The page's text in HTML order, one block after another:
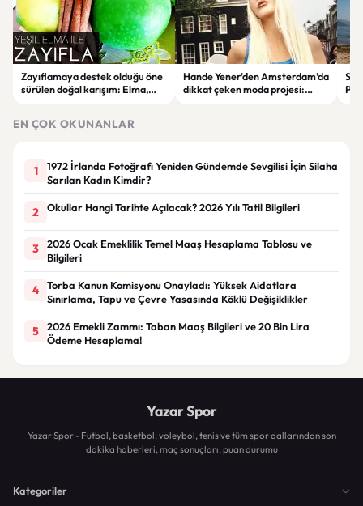
Zayıflamaya destek olduğu öne
sürülen doğal karışım: Elma,
Hande Yener’den Amsterdam’da
dikkat çeken moda projesi:
EN ÇOK OKUNANLAR
1
1972 İrlanda Fotoğrafı Yeniden Gündemde Sevgilisi İçin Silaha
Sarılan Kadın Kimdir?
2 Okullar Hangi Tarihte Açılacak? 2026 Yılı Tatil Bilgileri
3
2026 Ocak Emeklilik Temel Maaş Hesaplama Tablosu ve
Bilgileri
4
Torba Kanun Komisyonu Onayladı: Yüksek Aidatlara
Sınırlama, Tapu ve Çevre Yasasında Köklü Değişiklikler
5
2026 Emekli Zammı: Taban Maaş Bilgileri ve 20 Bin Lira
Ödeme Hesaplama!
Yazar Spor
Yazar Spor - Futbol, basketbol, voleybol, tenis ve tüm spor dallarından son
dakika haberleri, maç sonuçları, puan durumu
Kategoriler